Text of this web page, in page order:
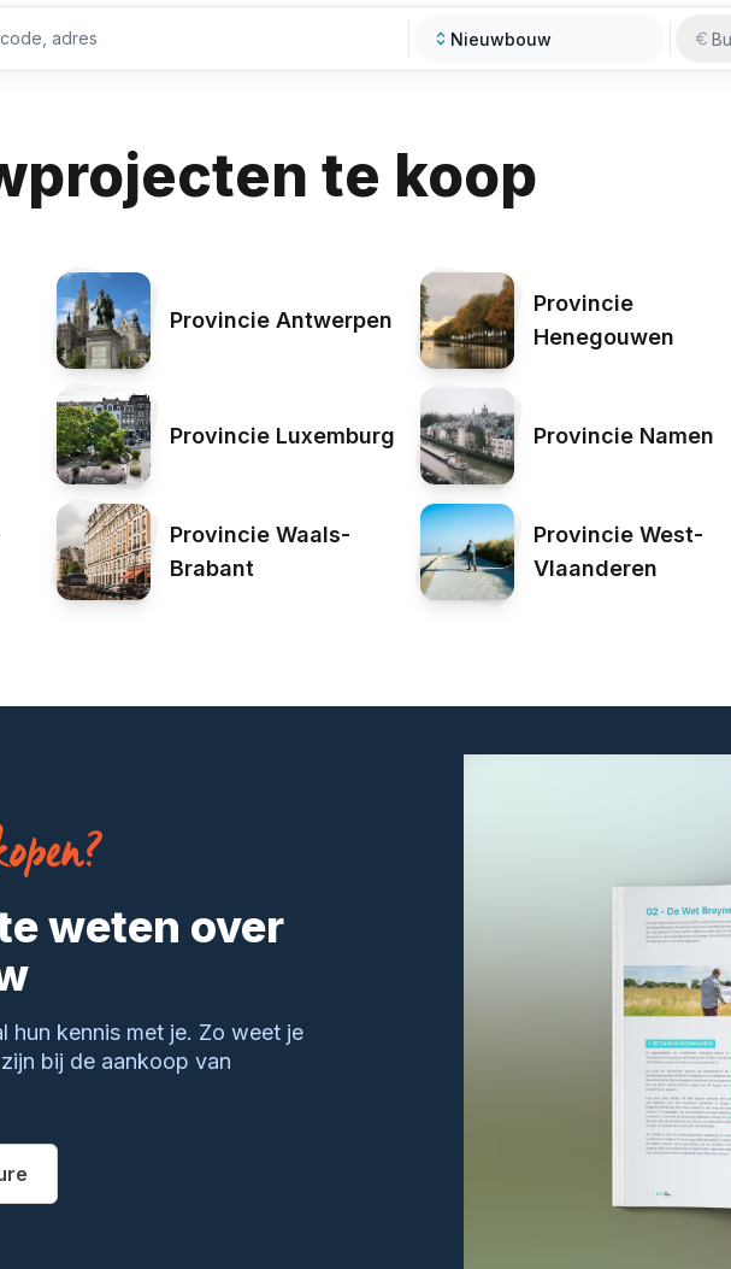
Type zoekopdracht
Nieuwbouw
te koop
Provincie Antwerpen
Provincie
Henegouwen
Provincie Luxemburg Provincie Namen
Provincie Waals-
Brabant
Provincie West-
Vlaanderen
weten over
hun kennis met je. Zo weet je
bij de aankoop van